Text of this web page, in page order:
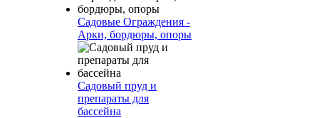
Садовые Ограждения -
Арки, бордюры, опоры
Садовый пруд и
препараты для
бассейна